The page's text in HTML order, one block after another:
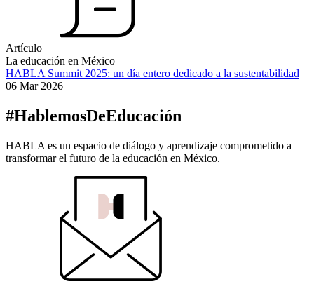
Artículo
La educación en México
HABLA Summit 2025: un día entero dedicado a la sustentabilidad
06 Mar 2026
#HablemosDeEducación
HABLA es un espacio de diálogo y aprendizaje comprometido a
transformar el futuro de la educación en México.